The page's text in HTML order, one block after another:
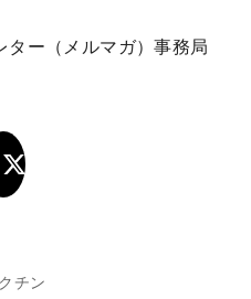
ー（メルマガ）事務局
チン